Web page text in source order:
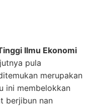
Ilmu Ekonomi
pula
merupakan
ini membelokkan
berjibun nan